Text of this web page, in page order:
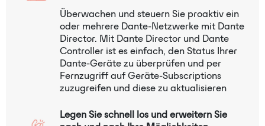
Überwachen und steuern Sie proaktiv ein
oder mehrere Dante-Netzwerke mit Dante
Director. Mit Dante Director und Dante
Controller ist es einfach, den Status Ihrer
Dante-Geräte zu überprüfen und per
Fernzugriff auf Geräte-Subscriptions
zuzugreifen und diese zu aktualisieren
Legen Sie schnell los und erweitern Sie